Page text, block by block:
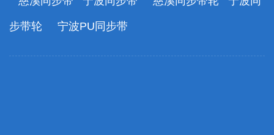
步带轮 宁波PU同步带